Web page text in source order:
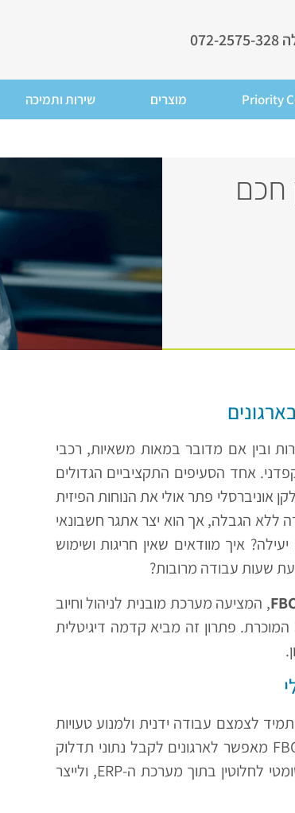
Priority מוצרים שירות ותמיכה
חכם
ובין אם מדובר במאות משאיות, רכבי
אחד הסעיפים התקציביים הגדולים
אוניברסלי פתר אולי את הנוחות הפיזית
הגבלה, אך הוא יצר אתגר חשבונאי
איך מוודאים שאין חריגות ושימוש
שעות עבודה מרובות?
, המציעה מערכת מובנית לניהול וחיוב
תדלוקים, המשתלבת בצורה מושלמת בתוך תוכנת ה-Priority המוכרת. פתרון זה מביא קדמה דיגיטלית
לצמצם עבודה ידנית ולמנוע טעויות
של חברת FBC מאפשר לארגונים לקבל נתוני תדלוק
גולמיים ישירות מחברות הדלק השונות, לעבד אותם באופן אוטומטי לחלוטין בתוך מערכת ה-ERP, ולייצר